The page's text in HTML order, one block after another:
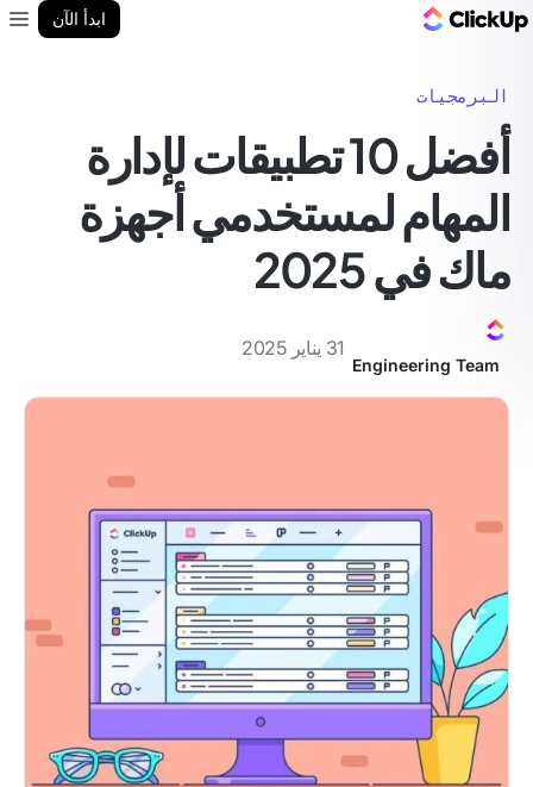
ابدأ الآن
البرمجيات
أفضل 10 تطبيقات لإدارة
المهام لمستخدمي أجهزة
ماك في 2025
Engineering Team
31 يناير 2025